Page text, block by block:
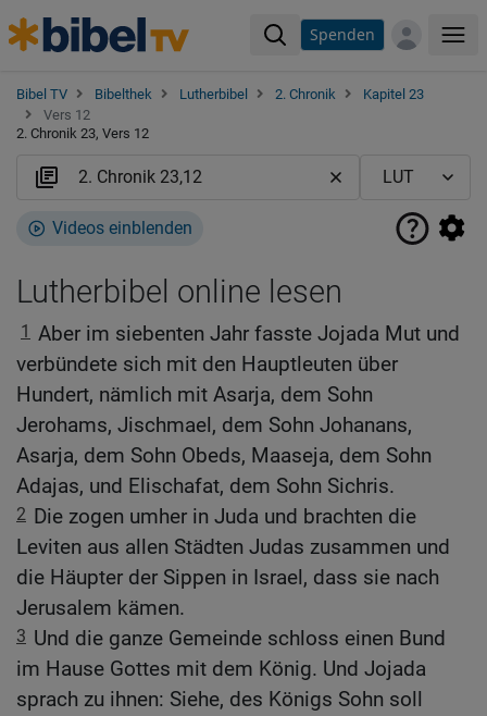
Spenden
Bibel TV Bibelthek Lutherbibel 2. Chronik
Kapitel 23
Vers 12
2. Chronik 23, Vers 12
Videos einblenden
Lutherbibel online lesen
1 Aber im siebenten Jahr fasste Jojada Mut und
verbündete sich mit den Hauptleuten über
Hundert, nämlich mit Asarja, dem Sohn
Jerohams, Jischmael, dem Sohn Johanans,
Asarja, dem Sohn Obeds, Maaseja, dem Sohn
Adajas, und Elischafat, dem Sohn Sichris.
2 Die zogen umher in Juda und brachten die
Leviten aus allen Städten Judas zusammen und
die Häupter der Sippen in Israel, dass sie nach
Jerusalem kämen.
3 Und die ganze Gemeinde schloss einen Bund
im Hause Gottes mit dem König. Und Jojada
sprach zu ihnen: Siehe, des Königs Sohn soll